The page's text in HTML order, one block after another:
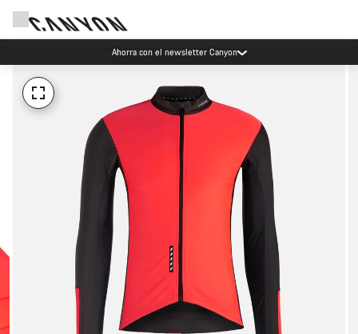
Ahorra con el newsletter Canyon